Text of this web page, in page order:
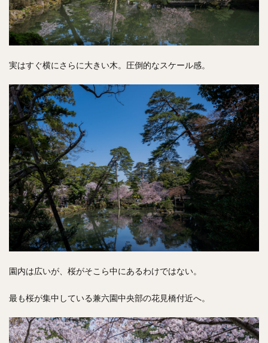
実はすぐ横にさらに大きい木。圧倒的なスケール感。
園内は広いが、桜がそこら中にあるわけではない。
最も桜が集中している兼六園中央部の花見橋付近へ。